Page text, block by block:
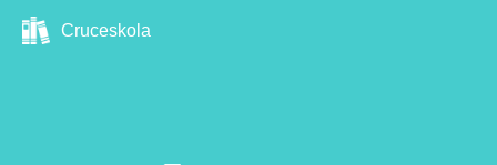
Cruceskola